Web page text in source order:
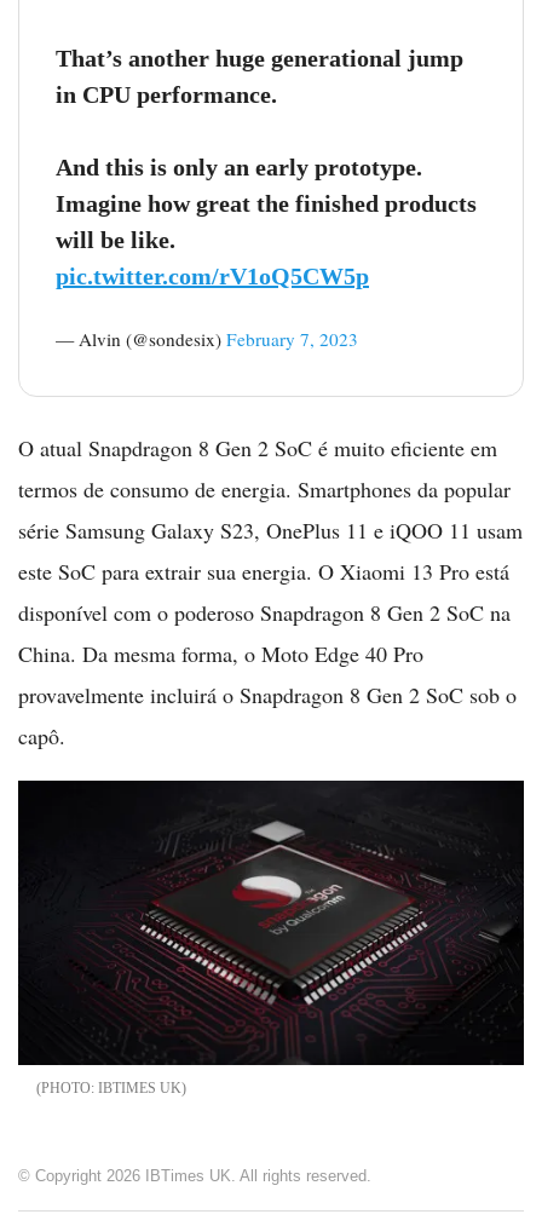
That’s another huge generational jump
in CPU performance.
And this is only an early prototype.
Imagine how great the finished products
will be like.
pic.twitter.com/rV1oQ5CW5p
— Alvin (@sondesix) February 7, 2023
O atual Snapdragon 8 Gen 2 SoC é muito eficiente em
termos de consumo de energia. Smartphones da popular
série Samsung Galaxy S23, OnePlus 11 e iQOO 11 usam
este SoC para extrair sua energia. O Xiaomi 13 Pro está
disponível com o poderoso Snapdragon 8 Gen 2 SoC na
China. Da mesma forma, o Moto Edge 40 Pro
provavelmente incluirá o Snapdragon 8 Gen 2 SoC sob o
capô.
IBTIMES UK
© Copyright 2026 IBTimes UK. All rights reserved.